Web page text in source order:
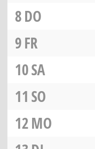
8DO
9FR
10SA
11 SO
12MO